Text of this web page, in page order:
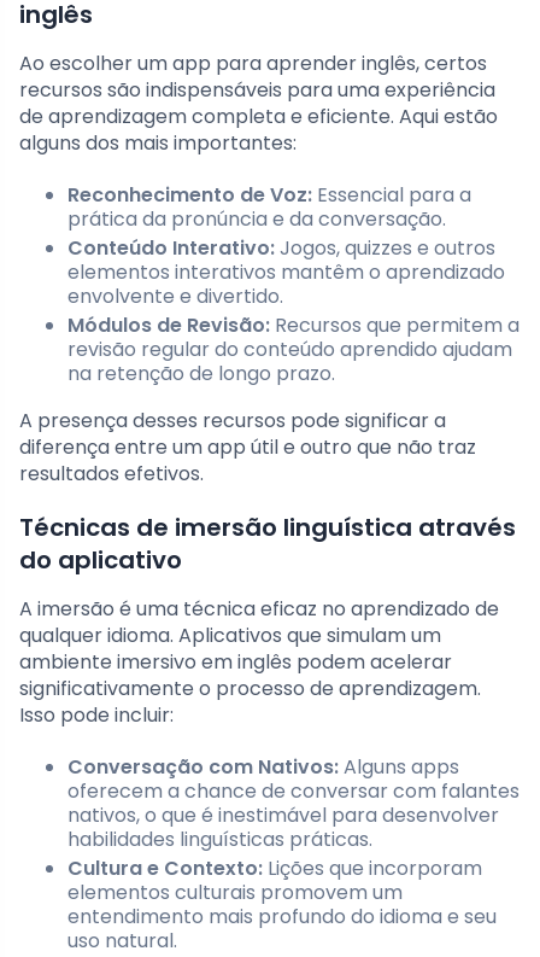
inglês
Ao escolher um app para aprender inglês, certos
recursos são indispensáveis para uma experiência
de aprendizagem completa e eficiente. Aqui estão
alguns dos mais importantes:
Reconhecimento de Voz: Essencial para a
prática da pronúncia e da conversação.
Conteúdo Interativo:Jogos, quizzes e outros
elementos interativos mantêm o aprendizado
envolvente e divertido.
Módulos de Revisão: Recursos que permitem a
revisão regular do conteúdo aprendido ajudam
na retenção de longo prazo.
A presença desses recursos pode significar a
diferença entre um app útil e outro que não traz
resultados efetivos.
Técnicas de imersão linguística através
do aplicativo
A imersão é uma técnica eficaz no aprendizado de
qualquer idioma. Aplicativos que simulam um
ambiente imersivo em inglês podem acelerar
significativamente o processo de aprendizagem.
Isso pode incluir:
Conversação com Nativos:Alguns apps
oferecem a chance de conversar com falantes
nativos, o que é inestimável para desenvolver
habilidades linguísticas práticas.
Cultura e Contexto: Lições que incorporam
elementos culturais promovem um
entendimento mais profundo do idioma e seu
uso natural.